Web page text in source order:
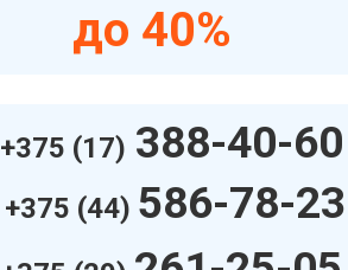
до 40%
+375 (17) 388-40-60
+375 (44) 586-78-23